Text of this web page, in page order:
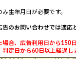
生年月日が必要です。
のお問い合わせでは適応
合、広告利用日から150
定日から60日以上経過